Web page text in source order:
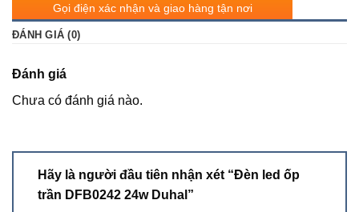
Gọi điện xác nhận và giao hàng tận nơi
ĐÁNH GIÁ (0)
Đánh giá
Chưa có đánh giá nào.
Hãy là người đầu tiên nhận xét “Đèn led ốp
trần DFB0242 24w Duhal”